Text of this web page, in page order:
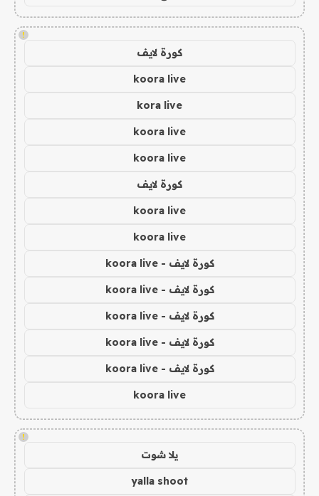
!
كورة لايف
koora live
kora live
koora live
koora live
كورة لايف
koora live
koora live
كورة لايف - koora live
كورة لايف - koora live
كورة لايف - koora live
كورة لايف - koora live
كورة لايف - koora live
koora live
!
يلا شوت
yalla shoot